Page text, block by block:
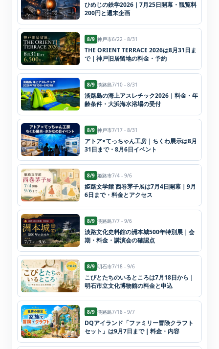
ひめじの鉄学2026｜7月25日開幕・観覧料
200円と週末企画
8/9 神戸市6/22 - 8/31
THE ORIENT TERRACE 2026は8月31日ま
で｜神戸旧居留地の料金・予約
8/9 淡路島7/10 - 8/31
淡路島の海上アスレチック2026｜料金・年
齢条件・大浜海水浴場の受付
8/9 神戸市7/17 - 8/31
アトア×てっちゃん工房｜ちくわ展示は8月
31日まで・8月6日イベント
8/9 姫路市7/4 - 9/6
姫路文学館 西巻茅子展は7月4日開幕｜9月
6日まで・料金とアクセス
8/9 淡路島7/7 - 9/6
淡路文化史料館の洲本城500年特別展｜会
期・料金・講演会の確認点
8/9 明石市7/18 - 9/6
こびとたちのいるところは7月18日から｜
明石市立文化博物館の料金と申込
8/9 淡路島7/18 - 9/7
DQアイランド「ファミリー冒険クラフト
セット」は9月7日まで｜料金・内容